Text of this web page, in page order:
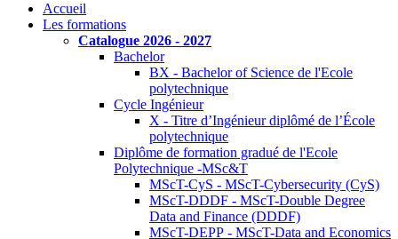
Accueil
Les formations
Catalogue 2026 - 2027
Bachelor
BX - Bachelor of Science de l'Ecole
polytechnique
Cycle Ingénieur
X - Titre d’Ingénieur diplômé de l’École
polytechnique
Diplôme de formation gradué de l'Ecole
Polytechnique -MSc&T
MScT-CyS - MScT-Cybersecurity (CyS)
MScT-DDDF - MScT-Double Degree
Data and Finance (DDDF)
MScT-DEPP - MScT-Data and Economics